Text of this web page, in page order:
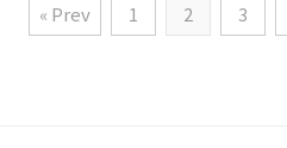
« Prev 1 2 3